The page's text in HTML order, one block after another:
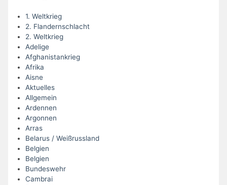
1. Weltkrieg
2. Flandernschlacht
2. Weltkrieg
Adelige
Afghanistankrieg
Afrika
Aisne
Aktuelles
Allgemein
Ardennen
Argonnen
Arras
Belarus / Weißrussland
Belgien
Belgien
Bundeswehr
Cambrai